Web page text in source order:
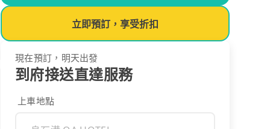
立即預訂，享受折扣
現在預訂，明天出發
到府接送直達服務
上車地點